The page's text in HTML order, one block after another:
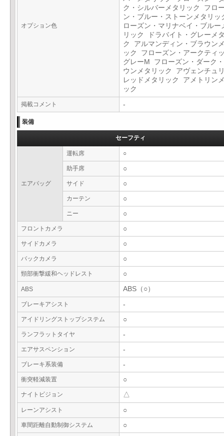
オプション色
ク・シルバーメタリック フロ
ン・ブルー・ストーンメタリ
ローズン・マリナベイ・ブルー
リック ドラバイト・グレーメ
ク アルマンディン・ブラウン
ック フローズン・アークティ
グレーM フローズン・ダーク
ウンメタリック アヴェンチュ
レッドメタリック アメトリン
ック
掲載コメント -
装備
セーフティ
エアバッグ
運転席 ○
助手席 ○
サイド ○
カーテン ○
ニー ○
フロントカメラ ○
サイドカメラ ○
バックカメラ ○
頸部衝撃緩和ヘッドレスト ○
ABS ABS（○）
ブレーキアシスト -
アイドリングストップシステム ○
ランフラットタイヤ -
エアサスペンション -
ブレーキ系装備 -
衝突軽減装置 ○
ナイトビジョン △
レーンアシスト ○
車間距離自動制御システム ○